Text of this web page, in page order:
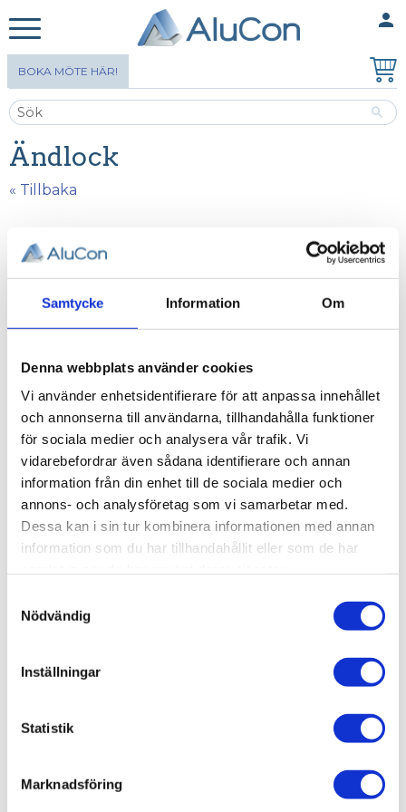
Samtycke Information Om
Denna webbplats använder cookies
Vi använder enhetsidentifierare för att anpassa innehållet
och annonserna till användarna, tillhandahålla funktioner
för sociala medier och analysera vår trafik. Vi
vidarebefordrar även sådana identifierare och annan
information från din enhet till de sociala medier och
annons- och analysföretag som vi samarbetar med.
Dessa kan i sin tur kombinera informationen med annan
information som du har tillhandahållit eller som de har
Nödvändig
Inställningar
Statistik
Marknadsföring
person
BOKA MÖTE HÄR!
Ändlock
« Tillbaka
AluCon AB
Org. nr: 556326-7482
Adress:Von Utfallsgatan 16, 415 05 Göteborg
Öppettider hämtlager:
Vardagar: 08:00 -16:00 - Lunch 12:00 - 13:00
Email:info@alucon.se
Tele:031-267732